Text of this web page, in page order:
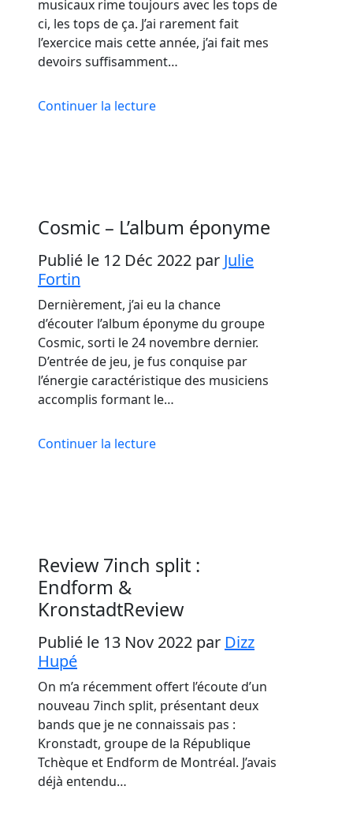
musicaux rime toujours avec les tops de
ci, les tops de ça. J’ai rarement fait
l’exercice mais cette année, j’ai fait mes
devoirs suffisamment…
Continuer la lecture
Cosmic – L’album éponyme
Publié le 12 Déc 2022 par Julie
Fortin
Dernièrement, j’ai eu la chance
d’écouter l’album éponyme du groupe
Cosmic, sorti le 24 novembre dernier.
D’entrée de jeu, je fus conquise par
l’énergie caractéristique des musiciens
accomplis formant le…
Continuer la lecture
Review 7inch split :
Endform &
KronstadtReview
Publié le 13 Nov 2022 par Dizz
Hupé
On m’a récemment offert l’écoute d’un
nouveau 7inch split, présentant deux
bands que je ne connaissais pas :
Kronstadt, groupe de la République
Tchèque et Endform de Montréal. J’avais
déjà entendu…